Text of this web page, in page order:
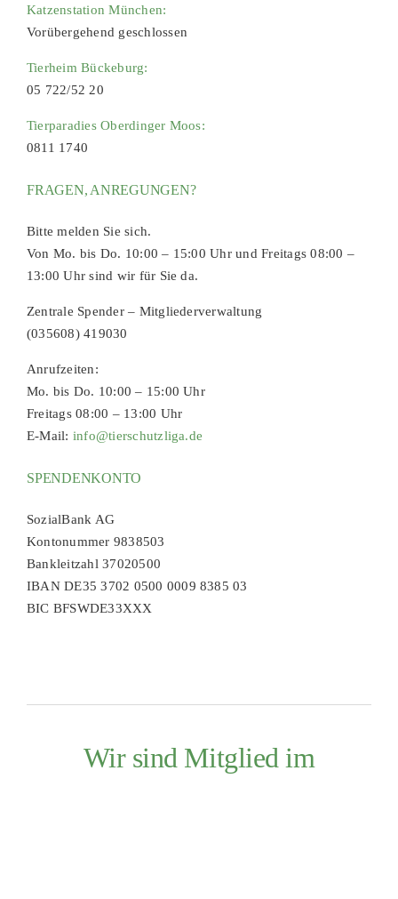
Katzenstation München:
Vorübergehend geschlossen
Tierheim Bückeburg:
05 722/52 20
Tierparadies Oberdinger Moos:
0811 1740
FRAGEN, ANREGUNGEN?
Bitte melden Sie sich.
Von Mo. bis Do. 10:00 – 15:00 Uhr und Freitags 08:00 –
13:00 Uhr sind wir für Sie da.
Zentrale Spender – Mitgliederverwaltung
(035608) 419030
Anrufzeiten:
Mo. bis Do. 10:00 – 15:00 Uhr
Freitags 08:00 – 13:00 Uhr
E-Mail: info@tierschutzliga.de
SPENDENKONTO
SozialBank AG
Kontonummer 9838503
Bankleitzahl 37020500
IBAN DE35 3702 0500 0009 8385 03
BIC BFSWDE33XXX
Wir sind Mitglied im